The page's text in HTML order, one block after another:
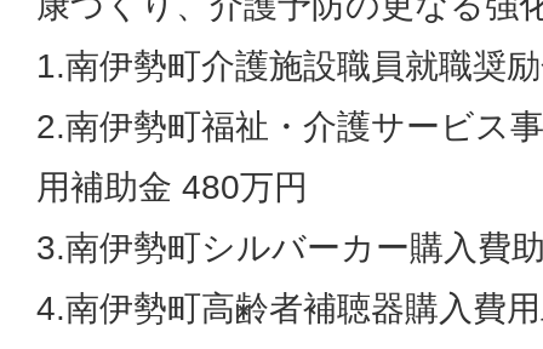
1.南伊勢町介護施設職員就職奨
2.南伊勢町福祉・介護サービス
用補助金 480万円
3.南伊勢町シルバーカー購入費
4.南伊勢町高齢者補聴器購入費